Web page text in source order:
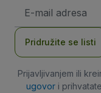
mail
Pridružite se listi
Prijavljivanjem ili
ugovor i